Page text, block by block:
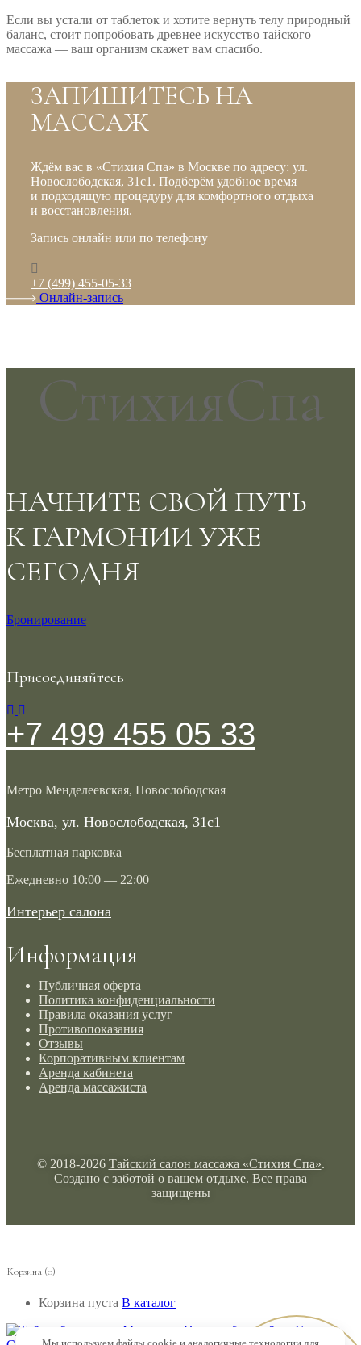
Если вы устали от таблеток и хотите вернуть телу природный
баланс, стоит попробовать древнее искусство тайского
массажа — ваш организм скажет вам спасибо.
ЗАПИШИТЕСЬ НА
МАССАЖ
Ждём вас в «Стихия Спа» в Москве по адресу: ул.
Новослободская, 31с1. Подберём удобное время
и подходящую процедуру для комфортного отдыха
и восстановления.
Запись онлайн или по телефону
+7 (499) 455-05-33
Онлайн-запись
СтихияСпа
НАЧНИТЕ СВОЙ ПУТЬ
К ГАРМОНИИ УЖЕ
СЕГОДНЯ
Бронирование
Присоединяйтесь
+7 499 455 05 33
Метро Менделеевская, Новослободская
Москва, ул. Новослободская, 31с1
Бесплатная парковка
Ежедневно 10:00 — 22:00
Интерьер салона
Информация
Публичная оферта
Политика конфиденциальности
Правила оказания услуг
Противопоказания
Отзывы
Корпоративным клиентам
Аренда кабинета
Аренда массажиста
© 2018-2026 Тайский салон массажа «Стихия Спа».
Создано с заботой о вашем отдыхе. Все права
защищены
Корзина (0)
Корзина пуста В каталог